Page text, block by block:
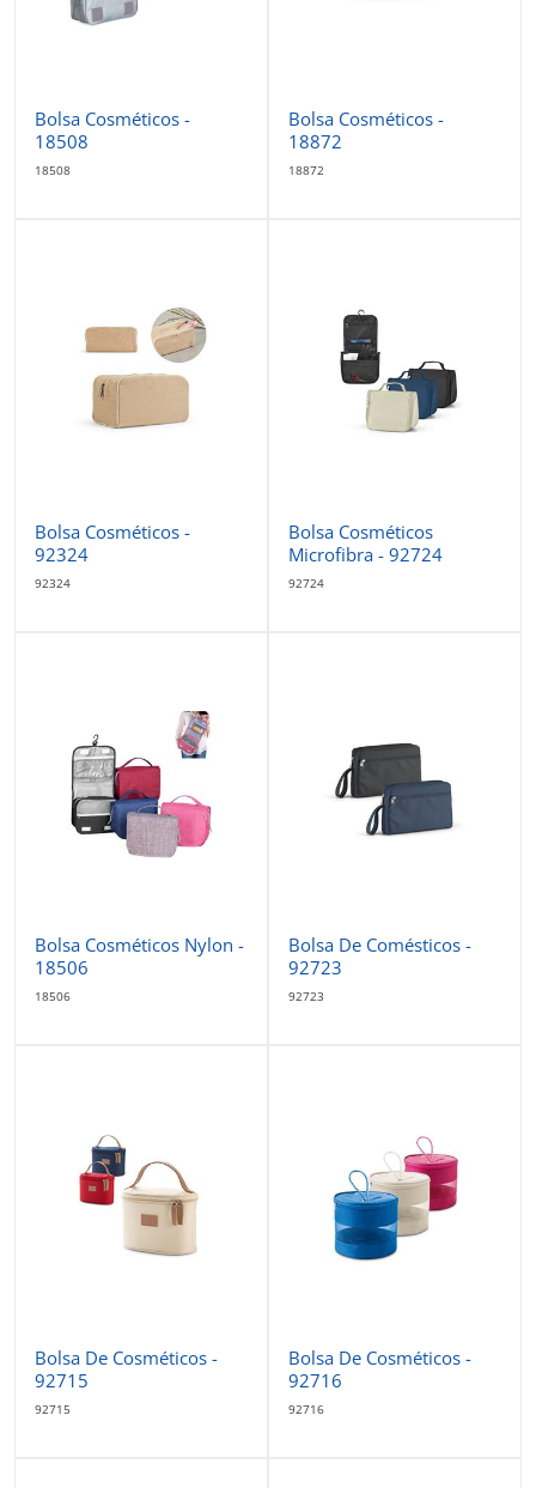
Bolsa Cosméticos -
18508
18508
Bolsa Cosméticos -
18872
18872
Bolsa Cosméticos -
92324
92324
Bolsa Cosméticos
Microfibra - 92724
92724
Bolsa Cosméticos Nylon -
18506
18506
Bolsa De Comésticos -
92723
92723
Bolsa De Cosméticos -
92715
92715
Bolsa De Cosméticos -
92716
92716